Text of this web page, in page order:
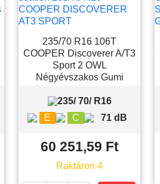
235/70 R16 106T
COOPER Discoverer A/T3
Sport 2 OWL
Négyévszakos Gumi
235/ 70/ R16
E
C 71 dB
60 251,59 Ft
Raktáron 4